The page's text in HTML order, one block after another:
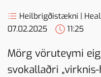
Heilbrigðistækni |
07.02.2025
11:25
Mörg vöruteymi
svokallaðri